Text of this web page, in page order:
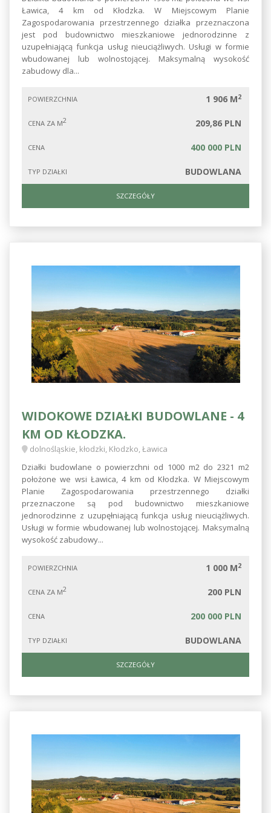
Ławica, 4 km od Kłodzka. W Miejscowym Planie
Zagospodarowania przestrzennego działka przeznaczona
jest pod budownictwo mieszkaniowe jednorodzinne z
uzupełniającą funkcja usług nieuciążliwych. Usługi w formie
wbudowanej lub wolnostojącej. Maksymalną wysokość
zabudowy dla...
POWIERZCHNIA 1 906 M2
CENA ZA M2 209,86 PLN
CENA 400 000 PLN
TYP DZIAŁKI BUDOWLANA
SZCZEGÓŁY
WIDOKOWE DZIAŁKI BUDOWLANE - 4
KM OD KŁODZKA.
dolnośląskie, kłodzki, Kłodzko, Ławica
Działki budowlane o powierzchni od 1000 m2 do 2321 m2
położone we wsi Ławica, 4 km od Kłodzka. W Miejscowym
Planie Zagospodarowania przestrzennego działki
przeznaczone są pod budownictwo mieszkaniowe
jednorodzinne z uzupęłniającą funkcja usług nieuciążliwych.
Usługi w formie wbudowanej lub wolnostojącej. Maksymalną
wysokość zabudowy...
POWIERZCHNIA 1 000 M2
CENA ZA M2 200 PLN
CENA 200 000 PLN
TYP DZIAŁKI BUDOWLANA
SZCZEGÓŁY